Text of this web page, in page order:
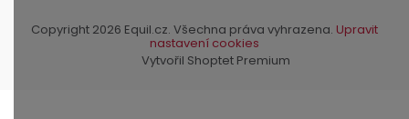
Vytvořil Shoptet Premium
Copyright 2026 Equil.cz. Všechna práva vyhrazena. Upravit
nastavení cookies